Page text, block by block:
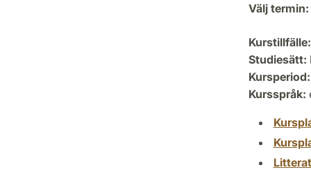
Välj termin:
Kurstillfälle:
Studiesätt:
Kursperiod:
Kursspråk: